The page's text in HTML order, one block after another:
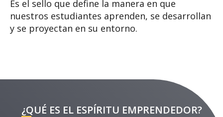
Es el sello que define la manera en que
nuestros estudiantes aprenden, se desarrollan
y se proyectan en su entorno.
¿QUÉ ES EL ESPÍRITU EMPRENDEDOR?